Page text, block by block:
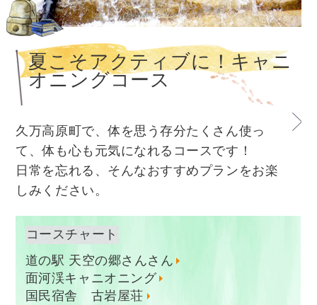
夏こそアクティブに！キャニ
オニングコース
久万高原町で、体を思う存分たくさん使っ
て、体も心も元気になれるコースです！
日常を忘れる、そんなおすすめプランをお楽
しみください。
コースチャート
道の駅 天空の郷さんさん
面河渓キャニオニング
国民宿舎 古岩屋荘